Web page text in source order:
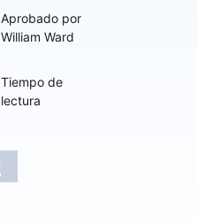
Aprobado por
William Ward
Tiempo de
lectura